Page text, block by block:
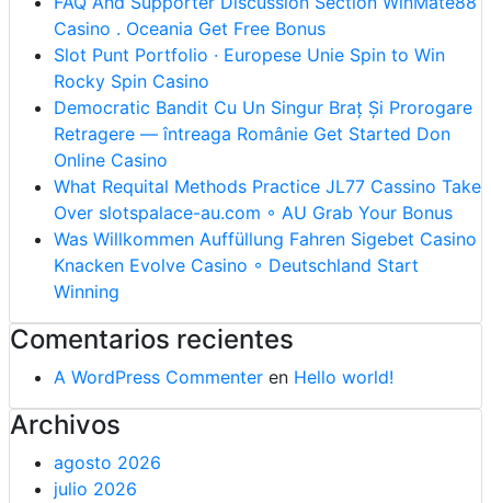
Casino . Oceania Get Free Bonus
Slot Punt Portfolio · Europese Unie Spin to Win
Rocky Spin Casino
Democratic Bandit Cu Un Singur Braț Și Prorogare
Retragere — întreaga Românie Get Started Don
Online Casino
What Requital Methods Practice JL77 Cassino Take
Over slotspalace-au.com ◦ AU Grab Your Bonus
Was Willkommen Auffüllung Fahren Sigebet Casino
Knacken Evolve Casino ◦ Deutschland Start
Winning
Comentarios recientes
A WordPress Commenter en Hello world!
Archivos
agosto 2026
julio 2026